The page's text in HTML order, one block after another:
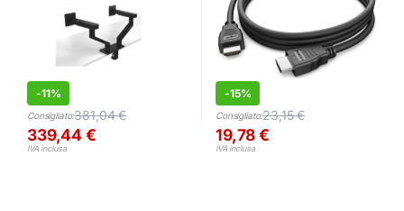
-11%
Consigliato:381,04€
339,44€
IVA inclusa
-15%
Consigliato:23,15€
19,78€
IVA inclusa